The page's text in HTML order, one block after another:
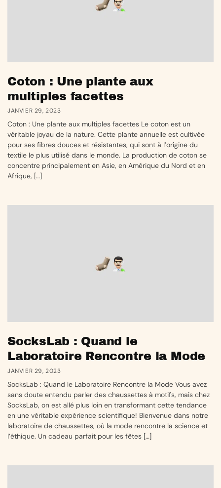
Coton : Une plante aux
multiples facettes
JANVIER 29, 2023
Coton : Une plante aux multiples facettes Le coton est un
véritable joyau de la nature. Cette plante annuelle est cultivée
pour ses fibres douces et résistantes, qui sont à l’origine du
textile le plus utilisé dans le monde. La production de coton se
concentre principalement en Asie, en Amérique du Nord et en
Afrique, […]
SocksLab : Quand le
Laboratoire Rencontre la Mode
JANVIER 29, 2023
SocksLab : Quand le Laboratoire Rencontre la Mode Vous avez
sans doute entendu parler des chaussettes à motifs, mais chez
SocksLab, on est allé plus loin en transformant cette tendance
en une véritable expérience scientifique! Bienvenue dans notre
laboratoire de chaussettes, où la mode rencontre la science et
l’éthique. Un cadeau parfait pour les fêtes […]